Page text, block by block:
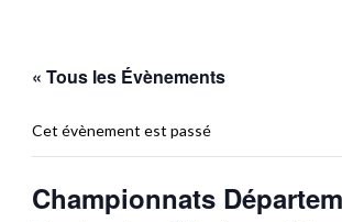
« Tous les Évènements
Cet évènement est passé
Championnats